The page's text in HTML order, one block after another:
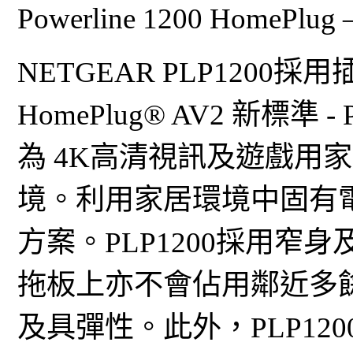
Powerline 1200 HomePlug
NETGEAR PLP1200採用
HomePlug® AV2 新標準 -
為 4K高清視訊及遊戲用
境。利用家居環境中固有
方案。PLP1200採用窄身
拖板上亦不會佔用鄰近多
及具彈性。此外，